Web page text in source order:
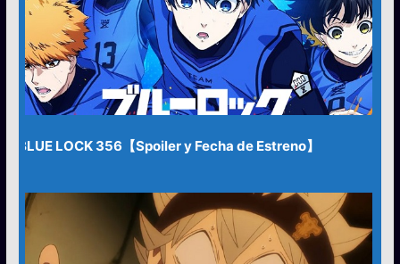
BLUE LOCK 356【Spoiler y Fecha de Estreno】